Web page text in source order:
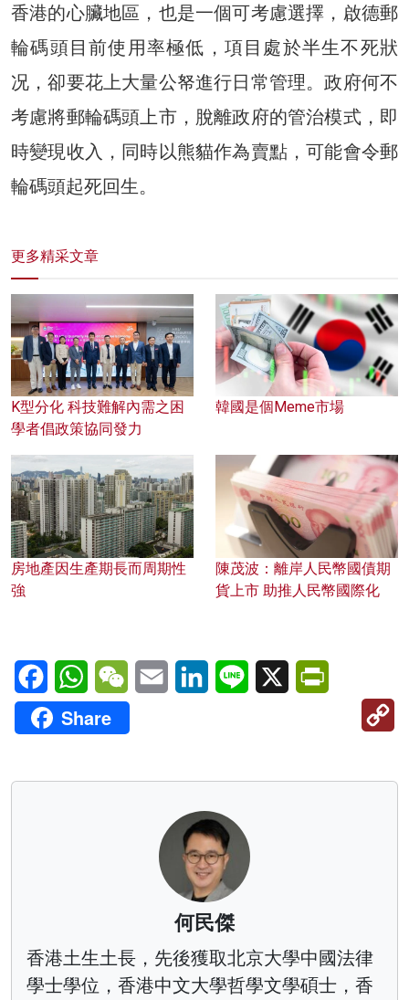
香港的心臟地區，也是一個可考慮選擇，啟德郵
輪碼頭目前使用率極低，項目處於半生不死狀
况，卻要花上大量公帑進行日常管理。政府何不
考慮將郵輪碼頭上市，脫離政府的管治模式，即
時變現收入，同時以熊貓作為賣點，可能會令郵
輪碼頭起死回生。
更多精采文章
K型分化 科技難解內需之困
學者倡政策協同發力
韓國是個Meme市場
房地產因生產期長而周期性
強
陳茂波：離岸人民幣國債期
貨上市 助推人民幣國際化
FacebookWhatsAppWeChatEmail LinkedInLine X
Share
何民傑
香港土生土長，先後獲取北京大學中國法律
學士學位，香港中文大學哲學文學碩士，香